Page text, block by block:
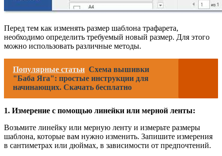
Перед тем как изменять размер шаблона трафарета,
необходимо определить требуемый новый размер. Для этого
можно использовать различные методы.
Популярные статьи Схема вышивки
"Баба Яга": простые инструкции для
начинающих. Скачать бесплатно
1. Измерение с помощью линейки или мерной ленты:
Возьмите линейку или мерную ленту и измерьте размеры
шаблона, которые вам нужно изменить. Запишите измерения
в сантиметрах или дюймах, в зависимости от предпочтений.